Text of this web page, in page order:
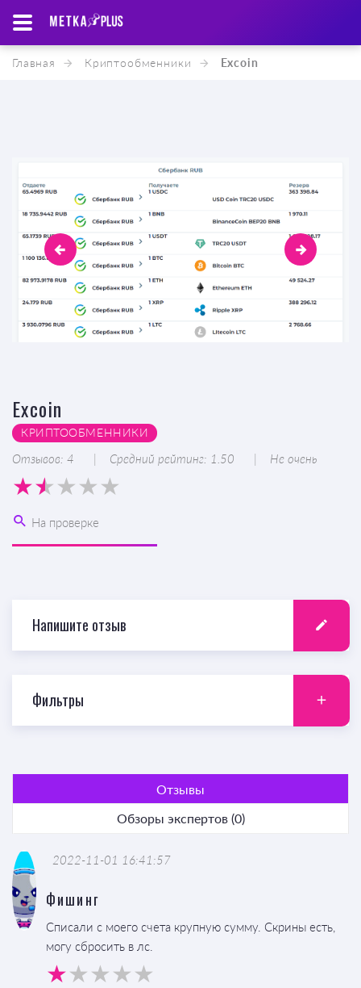
Главная Криптообменники Excoin
Excoin
КРИПТООБМЕННИКИ
Отзывов: 4 Средний рейтинг: 1.50 Не очень
На проверке
Напишите отзыв
Фильтры
Отзывы
Обзоры экспертов (0)
2022-11-01 16:41:57
Фишинг
Списали с моего счета крупную сумму. Скрины есть,
могу сбросить в лс.